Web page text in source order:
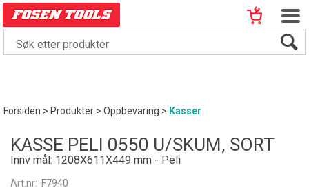
Forsiden>Produkter>Oppbevaring> Kasser
KASSE PELI 0550 U/SKUM, SORT
Innv mål: 1208X611X449 mm - Peli
Art.nr: F7940